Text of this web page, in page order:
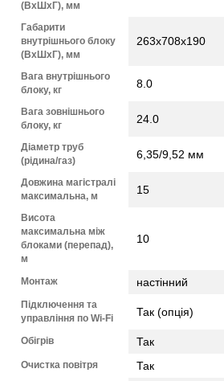
(ВхШхГ), мм
Габарити
внутрішнього блоку
(ВхШхГ), мм
263х708х190
Вага внутрішнього
блоку, кг
8.0
Вага зовнішнього
блоку, кг
24.0
Діаметр труб
(рідина/газ)
6,35/9,52 мм
Довжина магістралі
максимальна, м
15
Висота
максимальна між
блоками (перепад),
м
10
Монтаж настінний
Підключення та
управління по Wi-Fi
Так (опція)
Обігрів Так
Очистка повітря Так